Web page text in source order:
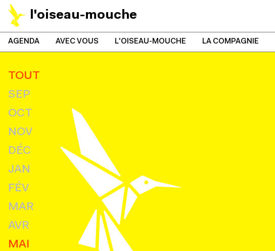
l'oiseau-mouche
AGENDA AVEC VOUS L'OISEAU-MOUCHE LA COMPAGNIE
TOUT
SEP
OCT
NOV
DÉC
JAN
FÉV
MAR
AVR
MAI